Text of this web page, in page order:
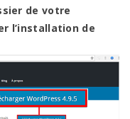
de votre
l’installation de